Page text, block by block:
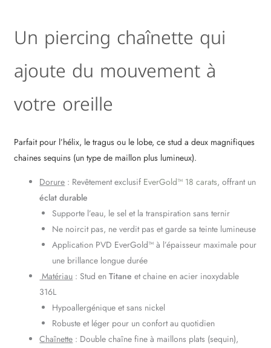
Un piercing chaînette qui
ajoute du mouvement à
votre oreille
Parfait pour l’hélix, le tragus ou le lobe, ce stud a deux magnifiques
chaines sequins (un type de maillon plus lumineux).
Dorure : Revêtement exclusif EverGold™ 18 carats, offrant un
éclat durable
Supporte l’eau, le sel et la transpiration sans ternir
Ne noircit pas, ne verdit pas et garde sa teinte lumineuse
Application PVD EverGold™ à l’épaisseur maximale pour
une brillance longue durée
Matériau : Stud enTitaneet chaine en acier inoxydable
316L
Hypoallergénique et sans nickel
Robuste et léger pour un confort au quotidien
Chaînette : Double chaîne fine à maillons plats (sequin),